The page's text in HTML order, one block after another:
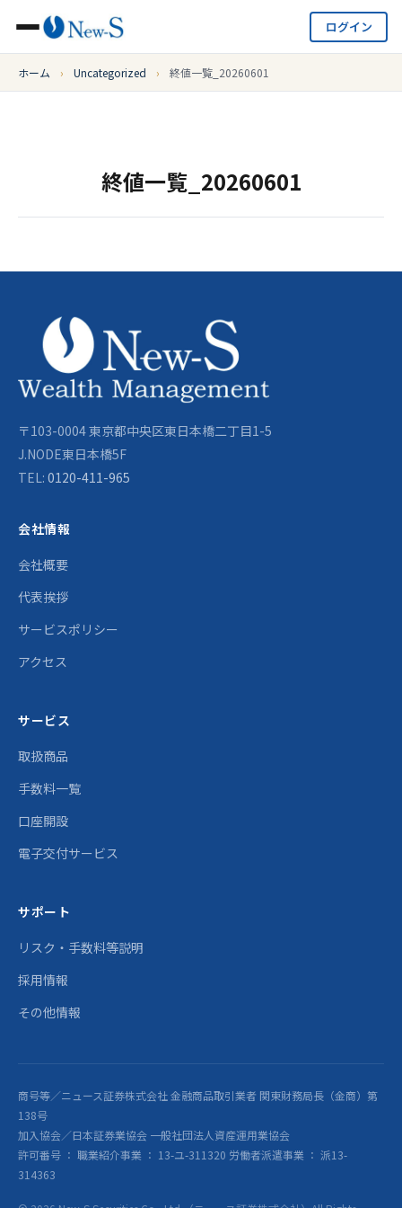
ログイン
ホーム › Uncategorized › 終値一覧_20260601
終値一覧_20260601
〒103-0004 東京都中央区東日本橋二丁目1-5
J.NODE東日本橋5F
TEL: 0120-411-965
会社情報
会社概要
代表挨拶
サービスポリシー
アクセス
サービス
取扱商品
手数料一覧
口座開設
電子交付サービス
サポート
リスク・手数料等説明
採用情報
その他情報
商号等／ニュース証券株式会社 金融商品取引業者 関東財務局長（金商）第
138号
加入協会／日本証券業協会 一般社団法人資産運用業協会
許可番号 ： 職業紹介事業 ： 13-ユ-311320 労働者派遣事業 ： 派13-
314363